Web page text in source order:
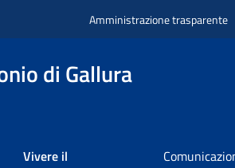
Amministrazione trasparente
di Gallura
Vivere il